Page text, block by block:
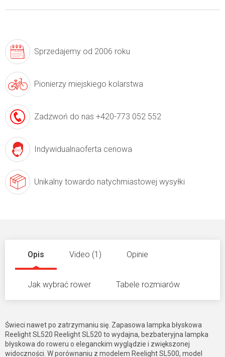
Sprzedajemy od 2006 roku
Pionierzy miejskiego kolarstwa
Zadzwoń do nas +420-773 052 552
Indywidualnaoferta cenowa
Unikalny towardo natychmiastowej wysyłki
Opis Video (1) Opinie
Jak wybrać rower Tabele rozmiarów
Świeci nawet po zatrzymaniu się. Zapasowa lampka błyskowa
Reelight SL520 Reelight SL520 to wydajna, bezbateryjna lampka
błyskowa do roweru o eleganckim wyglądzie i zwiększonej
widoczności. W porównaniu z modelem Reelight SL500, model